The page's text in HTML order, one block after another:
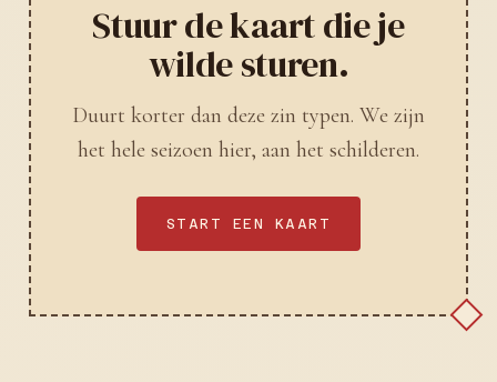
Stuur de kaart die je
wilde sturen.
Duurt korter dan deze zin typen. We zijn
het hele seizoen hier, aan het schilderen.
START EEN KAART